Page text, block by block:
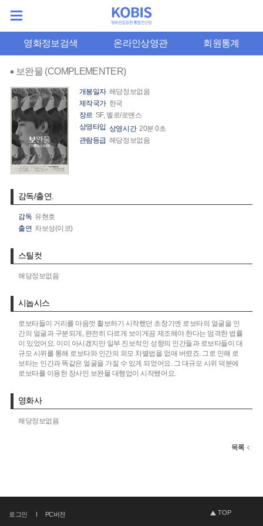
영화정보검색 온라인상영관 회원통계
보완물 (COMPLEMENTER)
개봉일자 해당정보없음
제작국가 한국
장르 SF, 멜로/로맨스
상영타입 상영시간 20분 0초
관람등급 해당정보없음
감독/출연.
감독 유현호
출연 차보성(이코)
스틸컷
해당정보없음
시놉시스
로보타들이 거리를 마음껏 활보하기 시작했던 초창기엔 로보타의 얼굴을 인
간의 얼굴과 구분되게, 완전히 다르게 보이게끔 제조해야 한다는 엄격한 법률
이 있었어요. 이미 아시겠지만 일부 진보적인 성향의 인간들과 로보타들이 대
규모 시위를 통해 로보타와 인간의 외모 차별법을 없애 버렸죠. 그로 인해 로
보타는 인간과 똑같은 얼굴을 가질 수 있게 되었어요. 그 대규모 시위 덕분에
로보타를 이용한 장사인 보완물 대행업이 시작됐어요.
영화사
해당정보없음
목록
로그인 PC버전 TOP